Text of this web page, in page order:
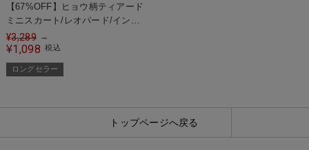
【67%OFF】ヒョウ柄ティアード
ミニスカート/レオパード/インナ
ーパンツ付き
¥3,289 →
¥1,098 税込
ロングセラー
トップページへ戻る